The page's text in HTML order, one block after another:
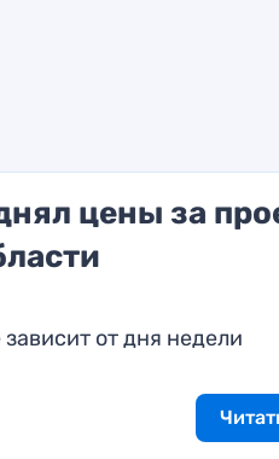
цены за
от дня недели